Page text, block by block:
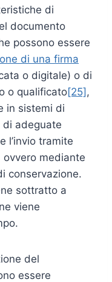
di
documento
possono essere
di una firma
o digitale) o di
o qualificato[25],
in sistemi di
adeguate
l’invio tramite
mediante
conservazione.
sottratto a
viene
del
essere